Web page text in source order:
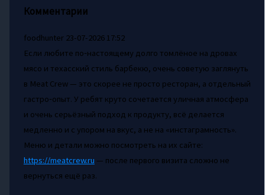
Комментарии
foodhunter 23-07-2026 17:52
Если любите по‑настоящему долго томлёное на дровах
мясо и техасский стиль барбекю, очень советую заглянуть
в Meat Crew — это скорее не просто ресторан, а отдельный
гастро‑опыт. У ребят круто сочетается уличная атмосфера
и очень серьёзный подход к продукту, всё делается
медленно и с упором на вкус, а не на «инстаграмность».
Меню и детали можно посмотреть на их сайте:
https://meatcrew.ru — после первого визита сложно не
вернуться ещё раз.